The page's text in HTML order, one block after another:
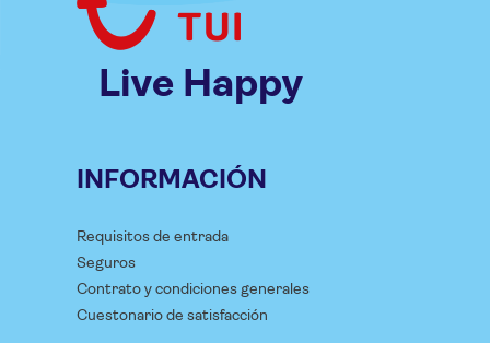
Live Happy
INFORMACIÓN
Requisitos de entrada
Seguros
Contrato y condiciones generales
Cuestonario de satisfacción